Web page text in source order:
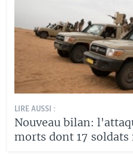
LIRE AUSSI :
Nouveau bilan:
morts dont 17 soldats